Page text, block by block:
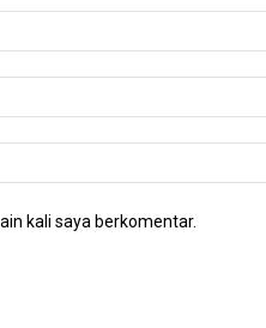
kali saya berkomentar.